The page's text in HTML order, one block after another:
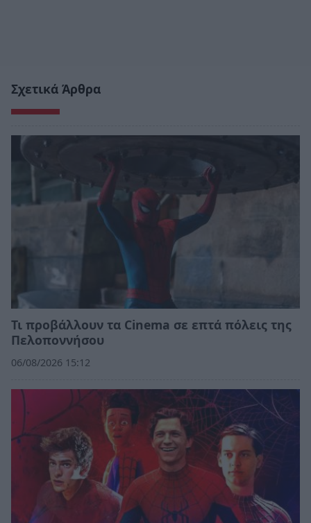
Σχετικά Άρθρα
Τι προβάλλουν τα Cinema σε επτά πόλεις της
Πελοποννήσου
06/08/2026 15:12